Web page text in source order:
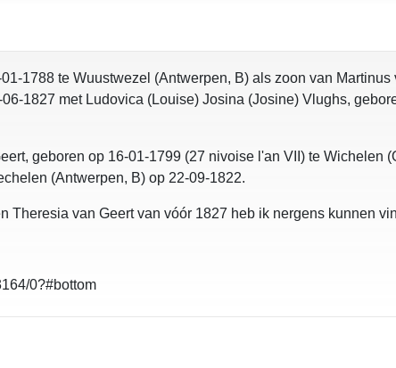
1788 te Wuustwezel (Antwerpen, B) als zoon van
1827 met Ludovica (Louise) Josina (Josine) Vlughs,
geboren op 16-01-1799 (27 nivoise l'an VII) te Wichelen
(Antwerpen, B) op 22-09-1822.
Theresia van Geert van vóór 1827 heb ik nergens kunnen
0?#bottom